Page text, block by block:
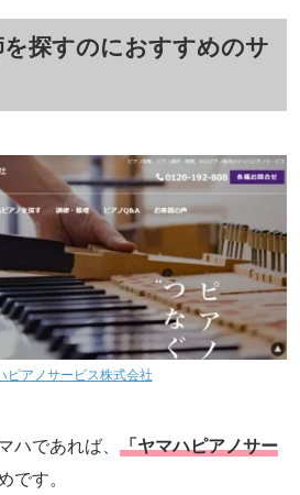
探すのにおすすめのサ
ピアノサービス株式会社
ハであれば、 「ヤマハピアノサー
です。